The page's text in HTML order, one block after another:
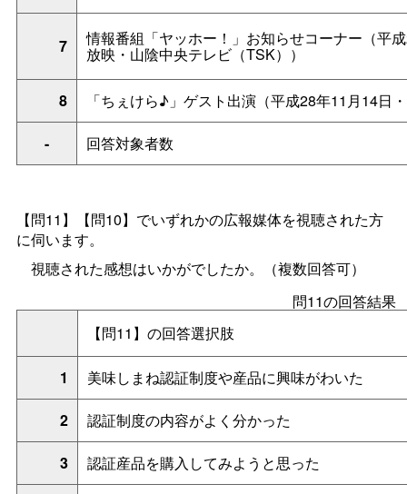
7 情報番組「ヤッホー！」お知らせコーナー（平
放映・山陰中央テレビ（TSK））
8 「ちぇけら♪」ゲスト出演（平成28年11月14日
- 回答対象者数
【問11】【問10】でいずれかの広報媒体を視聴された方
に伺います。
視聴された感想はいかがでしたか。（複数回答可）
問11の回答結果
【問11】の回答選択肢
1 美味しまね認証制度や産品に興味がわいた
2 認証制度の内容がよく分かった
3 認証産品を購入してみようと思った